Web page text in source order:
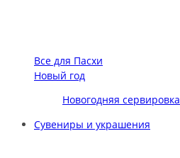
Все для Пасхи
Новый год
Новогодняя сервировка
Сувениры и украшения